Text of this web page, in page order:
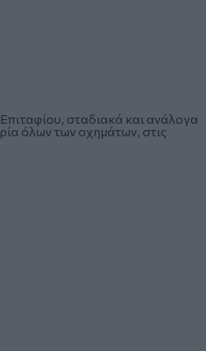
σταδιακά και ανάλογα
όλων των οχημάτων, στις